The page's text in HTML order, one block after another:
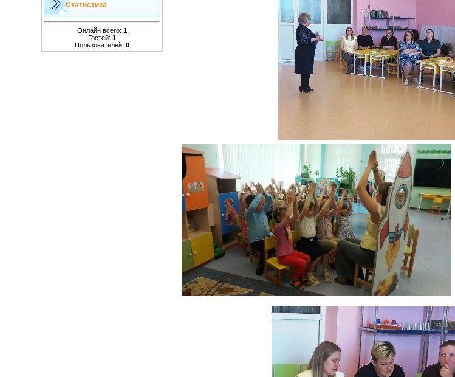
Статистика
Онлайн всего: 1
Гостей: 1
Пользователей: 0